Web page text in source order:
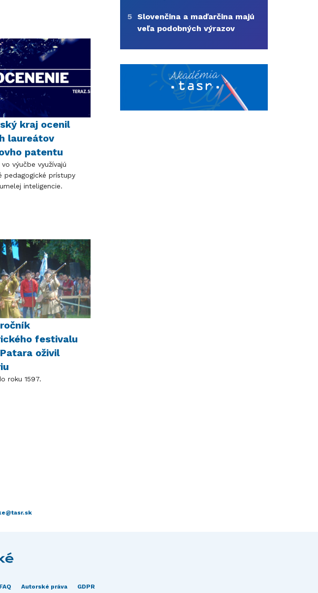
kraj ocenil
laureátov
patentu
výučbe využívajú
pedagogické prístupy
inteligencie.
festivalu
oživil
roku 1597.
5 Slovenčina a maďarčina majú
veľa podobných výrazov
FAQ Autorské práva GDPR